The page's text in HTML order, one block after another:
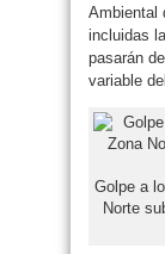
Ambiental
incluidas
pasarán
variable
Golpe a
Norte